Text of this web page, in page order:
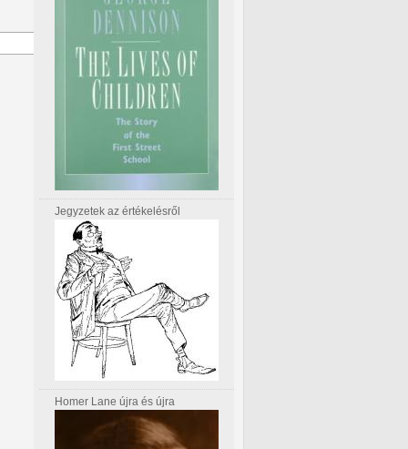
Jegyzetek az értékelésről
Homer Lane újra és újra